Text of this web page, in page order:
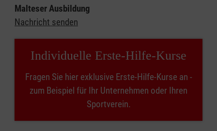
Malteser Ausbildung
Nachricht senden
Individuelle Erste-Hilfe-Kurse
Fragen Sie hier exklusive Erste-Hilfe-Kurse an -
zum Beispiel für Ihr Unternehmen oder Ihren
Sportverein.